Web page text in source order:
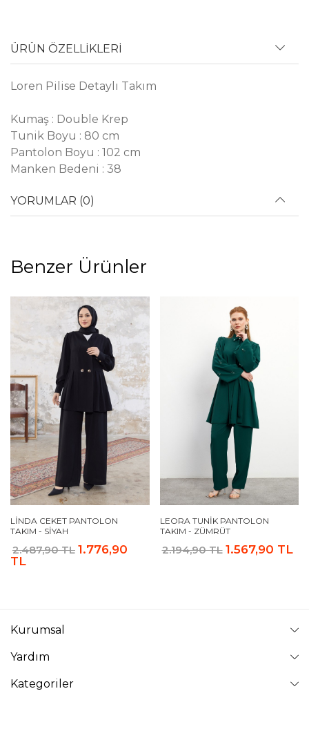
ÜRÜN ÖZELLİKLERİ
Loren Pilise Detaylı Takım
Kumaş : Double Krep
Tunik Boyu : 80 cm
Pantolon Boyu : 102 cm
Manken Bedeni : 38
YORUMLAR (0)
Benzer Ürünler
LINDA CEKET PANTOLON
TAKIM - SIYAH
2.487,90 TL 1.776,90
TL
LEORA TUNIK PANTOLON
TAKIM - ZÜMRÜT
2.194,90 TL 1.567,90 TL
Kurumsal
Yardım
Kategoriler